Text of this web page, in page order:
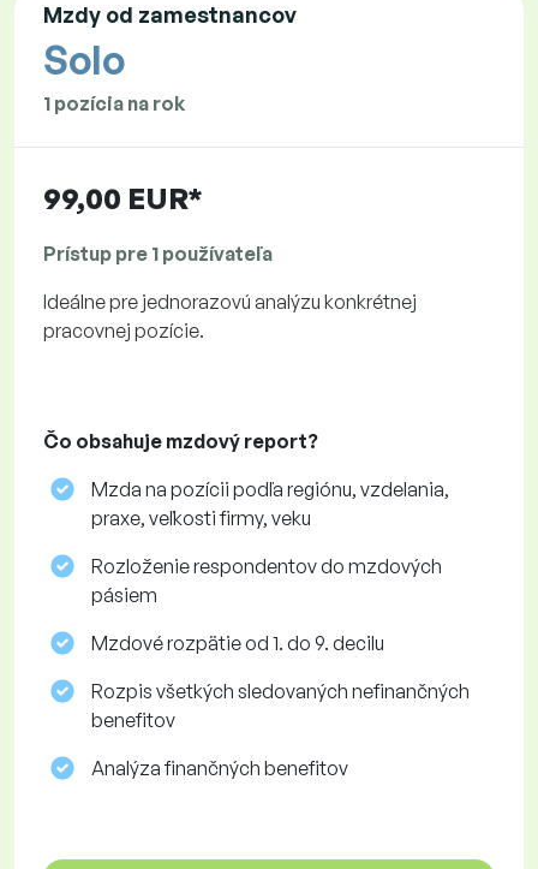
Mzdy od zamestnancov
Solo
1 pozícia na rok
99,00 EUR*
Prístup pre 1 používateľa
Ideálne pre jednorazovú analýzu konkrétnej
pracovnej pozície.
Čo obsahuje mzdový report?
Mzda na pozícii podľa regiónu, vzdelania,
praxe, veľkosti firmy, veku
Rozloženie respondentov do mzdových
pásiem
Mzdové rozpätie od 1. do 9. decilu
Rozpis všetkých sledovaných nefinančných
benefitov
Analýza finančných benefitov